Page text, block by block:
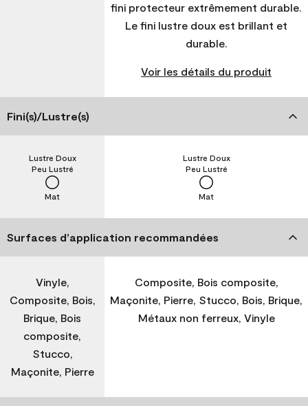
fini protecteur extrêmement durable.
Le fini lustre doux est brillant et
durable.
Voir les détails du produit
Fini(s)/Lustre(s)
Mat
Peu Lustré
Lustre Doux
Mat
Peu Lustré
Lustre Doux
Surfaces d’application recommandées
Vinyle,
Composite, Bois,
Brique, Bois
composite,
Stucco,
Maçonite, Pierre
Composite, Bois composite,
Maçonite, Pierre, Stucco, Bois, Brique,
Métaux non ferreux, Vinyle